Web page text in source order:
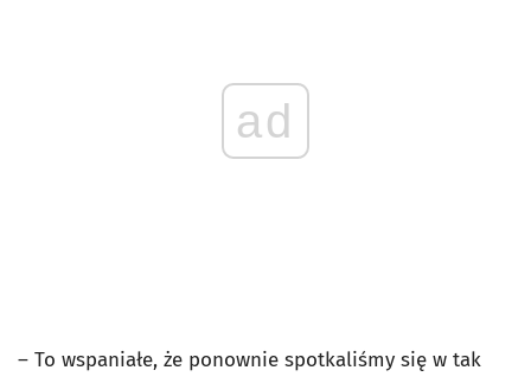
ad
– To wspaniałe, że ponownie spotkaliśmy się w tak